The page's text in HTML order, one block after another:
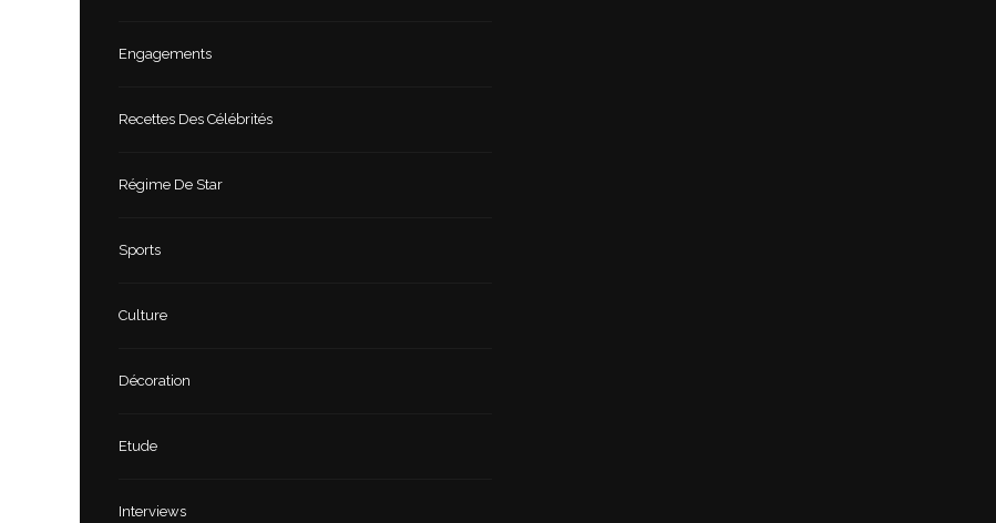
Engagements
Recettes Des Célébrités
Régime De Star
Sports
Culture
Décoration
Etude
Interviews